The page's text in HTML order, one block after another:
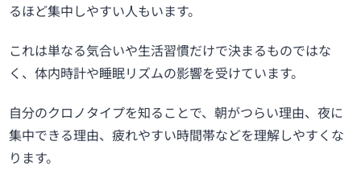
るほど集中しやすい人もいます。
これは単なる気合いや生活習慣だけで決まるものではな
く、体内時計や睡眠リズムの影響を受けています。
自分のクロノタイプを知ることで、朝がつらい理由、夜に
集中できる理由、疲れやすい時間帯などを理解しやすくな
ります。